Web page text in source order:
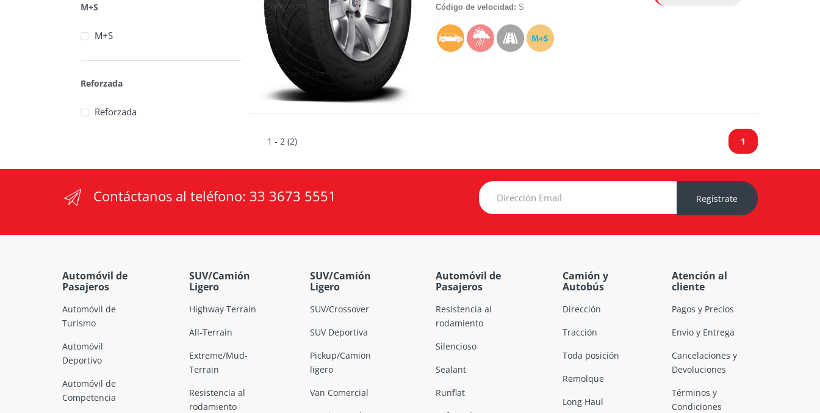
Código de velocidad: S
1 - 2 (2) 1
M+S
M+S
Reforzada
Reforzada
Contáctanos al teléfono: 33 3673 5551 Regístrate
Automóvil de
Pasajeros
Automóvil de
Turismo
Automóvil
Deportivo
Automóvil de
Competencia
SUV/Camión
Ligero
Highway Terrain
All-Terrain
Extreme/Mud-
Terrain
Resistencia al
rodamiento
SUV/Camión
Ligero
SUV/Crossover
SUV Deportiva
Pickup/Camion
ligero
Van Comercial
Automóvil de
Pasajeros
Resistencia al
rodamiento
Silencioso
Sealant
Runflat
Camión y
Autobús
Dirección
Tracción
Toda posición
Remolque
Long Haul
Atención al
cliente
Pagos y Precios
Envio y Entrega
Cancelaciones y
Devoluciones
Términos y
Condiciones